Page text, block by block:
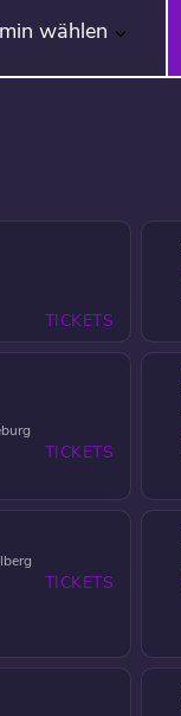
wählen
TICKETS
TICKETS
TICKETS